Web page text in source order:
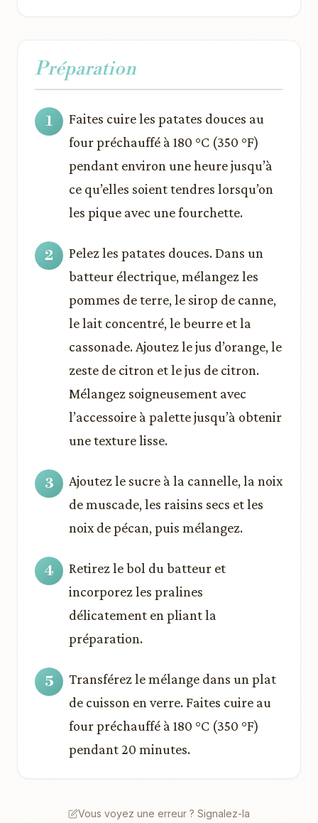
Préparation
Faites cuire les patates douces au
four préchauffé à 180 °C (350 °F)
pendant environ une heure jusqu’à
ce qu’elles soient tendres lorsqu’on
les pique avec une fourchette.
Pelez les patates douces. Dans un
batteur électrique, mélangez les
pommes de terre, le sirop de canne,
le lait concentré, le beurre et la
cassonade. Ajoutez le jus d’orange, le
zeste de citron et le jus de citron.
Mélangez soigneusement avec
l’accessoire à palette jusqu’à obtenir
une texture lisse.
Ajoutez le sucre à la cannelle, la noix
de muscade, les raisins secs et les
noix de pécan, puis mélangez.
Retirez le bol du batteur et
incorporez les pralines
délicatement en pliant la
préparation.
Transférez le mélange dans un plat
de cuisson en verre. Faites cuire au
four préchauffé à 180 °C (350 °F)
pendant 20 minutes.
Vous voyez une erreur ? Signalez-la